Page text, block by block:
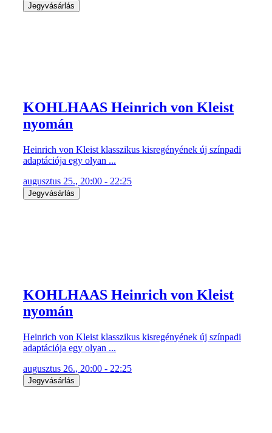
Jegyvásárlás
KOHLHAAS Heinrich von Kleist
nyomán
Heinrich von Kleist klasszikus kisregényének új színpadi
adaptációja egy olyan ...
augusztus 25., 20:00 - 22:25
Jegyvásárlás
KOHLHAAS Heinrich von Kleist
nyomán
Heinrich von Kleist klasszikus kisregényének új színpadi
adaptációja egy olyan ...
augusztus 26., 20:00 - 22:25
Jegyvásárlás